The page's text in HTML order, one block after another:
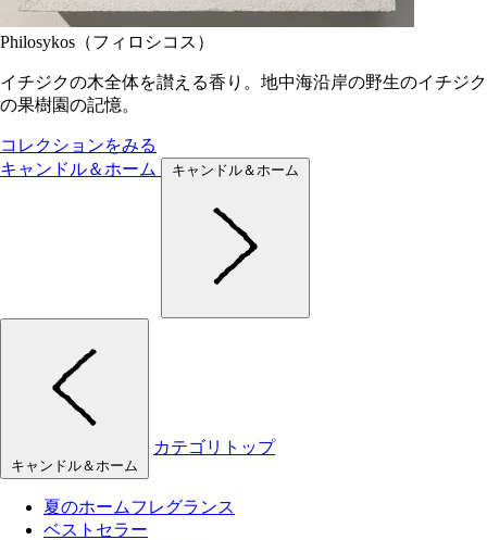
Philosykos（フィロシコス）
イチジクの木全体を讃える香り。地中海沿岸の野生のイチジク
の果樹園の記憶。
コレクションをみる
キャンドル＆ホーム
キャンドル＆ホーム
キャンドル＆ホーム
カテゴリトップ
夏のホームフレグランス
ベストセラー